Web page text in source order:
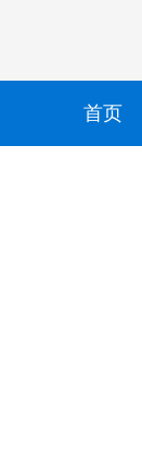
首页